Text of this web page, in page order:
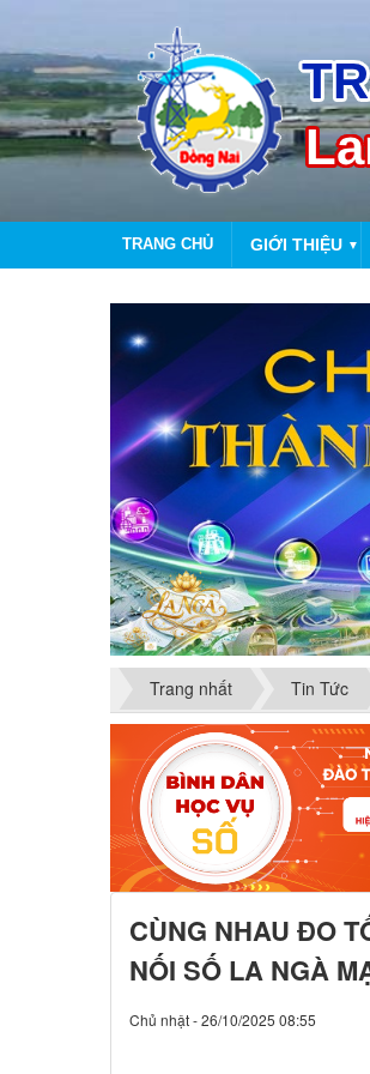
TRANG CHỦ GIỚI THIỆU ▼
Trang nhất Tin Tức
CÙNG NHAU ĐO
NỐI SỐ LA NGÀ
Chủ nhật - 26/10/2025 08:55